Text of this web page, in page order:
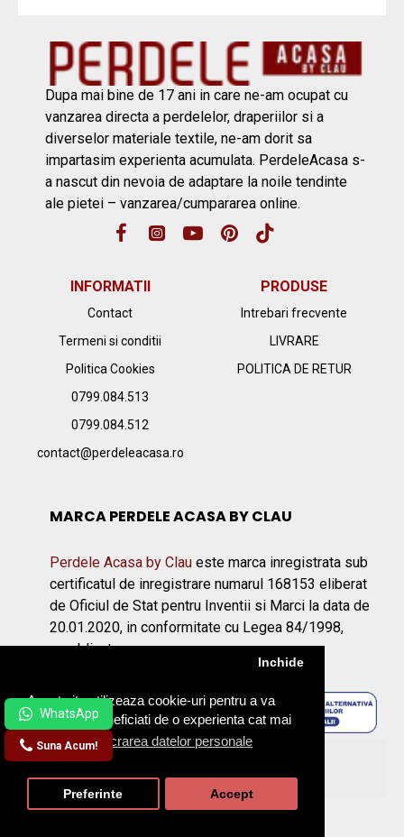
Acest site utilizeaza cookie-uri pentru a va
asigura ca beneficiati de o experienta cat mai
placuta.Prelucrarea datelor personale
Inchide
Preferinte Accept
Dupa mai bine de 17 ani in care ne-am ocupat cu
vanzarea directa a perdelelor, draperiilor si a
diverselor materiale textile, ne-am dorit sa
impartasim experienta acumulata. PerdeleAcasa s-
a nascut din nevoia de adaptare la noile tendinte
ale pietei – vanzarea/cumpararea online.
INFORMATII
Contact
Termeni si conditii
Politica Cookies
0799.084.513
0799.084.512
contact@perdeleacasa.ro
PRODUSE
Intrebari frecvente
LIVRARE
POLITICA DE RETUR
MARCA PERDELE ACASA BY CLAU
Perdele Acasa by Clau este marca inregistrata sub
certificatul de inregistrare numarul 168153 eliberat
de Oficiul de Stat pentru Inventii si Marci la data de
20.01.2020, in conformitate cu Legea 84/1998,
republicata.
Suna Acum!